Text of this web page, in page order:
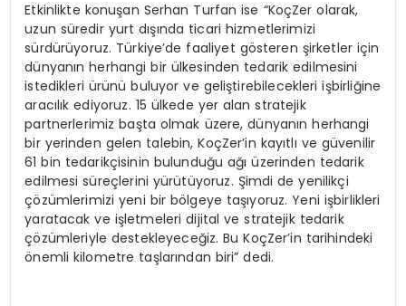
Etkinlikte konuşan Serhan Turfan ise “KoçZer olarak,
uzun süredir yurt dışında ticari hizmetlerimizi
sürdürüyoruz. Türkiye’de faaliyet gösteren şirketler için
dünyanın herhangi bir ülkesinden tedarik edilmesini
istedikleri ürünü buluyor ve geliştirebilecekleri işbirliğine
aracılık ediyoruz. 15 ülkede yer alan stratejik
partnerlerimiz başta olmak üzere, dünyanın herhangi
bir yerinden gelen talebin, KoçZer’in kayıtlı ve güvenilir
61 bin tedarikçisinin bulunduğu ağı üzerinden tedarik
edilmesi süreçlerini yürütüyoruz. Şimdi de yenilikçi
çözümlerimizi yeni bir bölgeye taşıyoruz. Yeni işbirlikleri
yaratacak ve işletmeleri dijital ve stratejik tedarik
çözümleriyle destekleyeceğiz. Bu KoçZer’in tarihindeki
önemli kilometre taşlarından biri” dedi.